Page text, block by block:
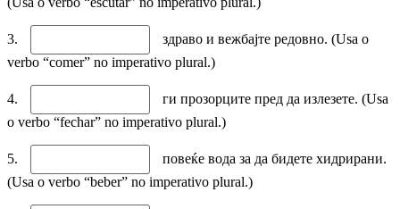
3.
здраво и вежбајте редовно. (Usa o
verbo “comer” no imperativo plural.)
4.
ги прозорците пред да излезете. (Usa
o verbo “fechar” no imperativo plural.)
5.
повеќе вода за да бидете хидрирани.
(Usa o verbo “beber” no imperativo plural.)